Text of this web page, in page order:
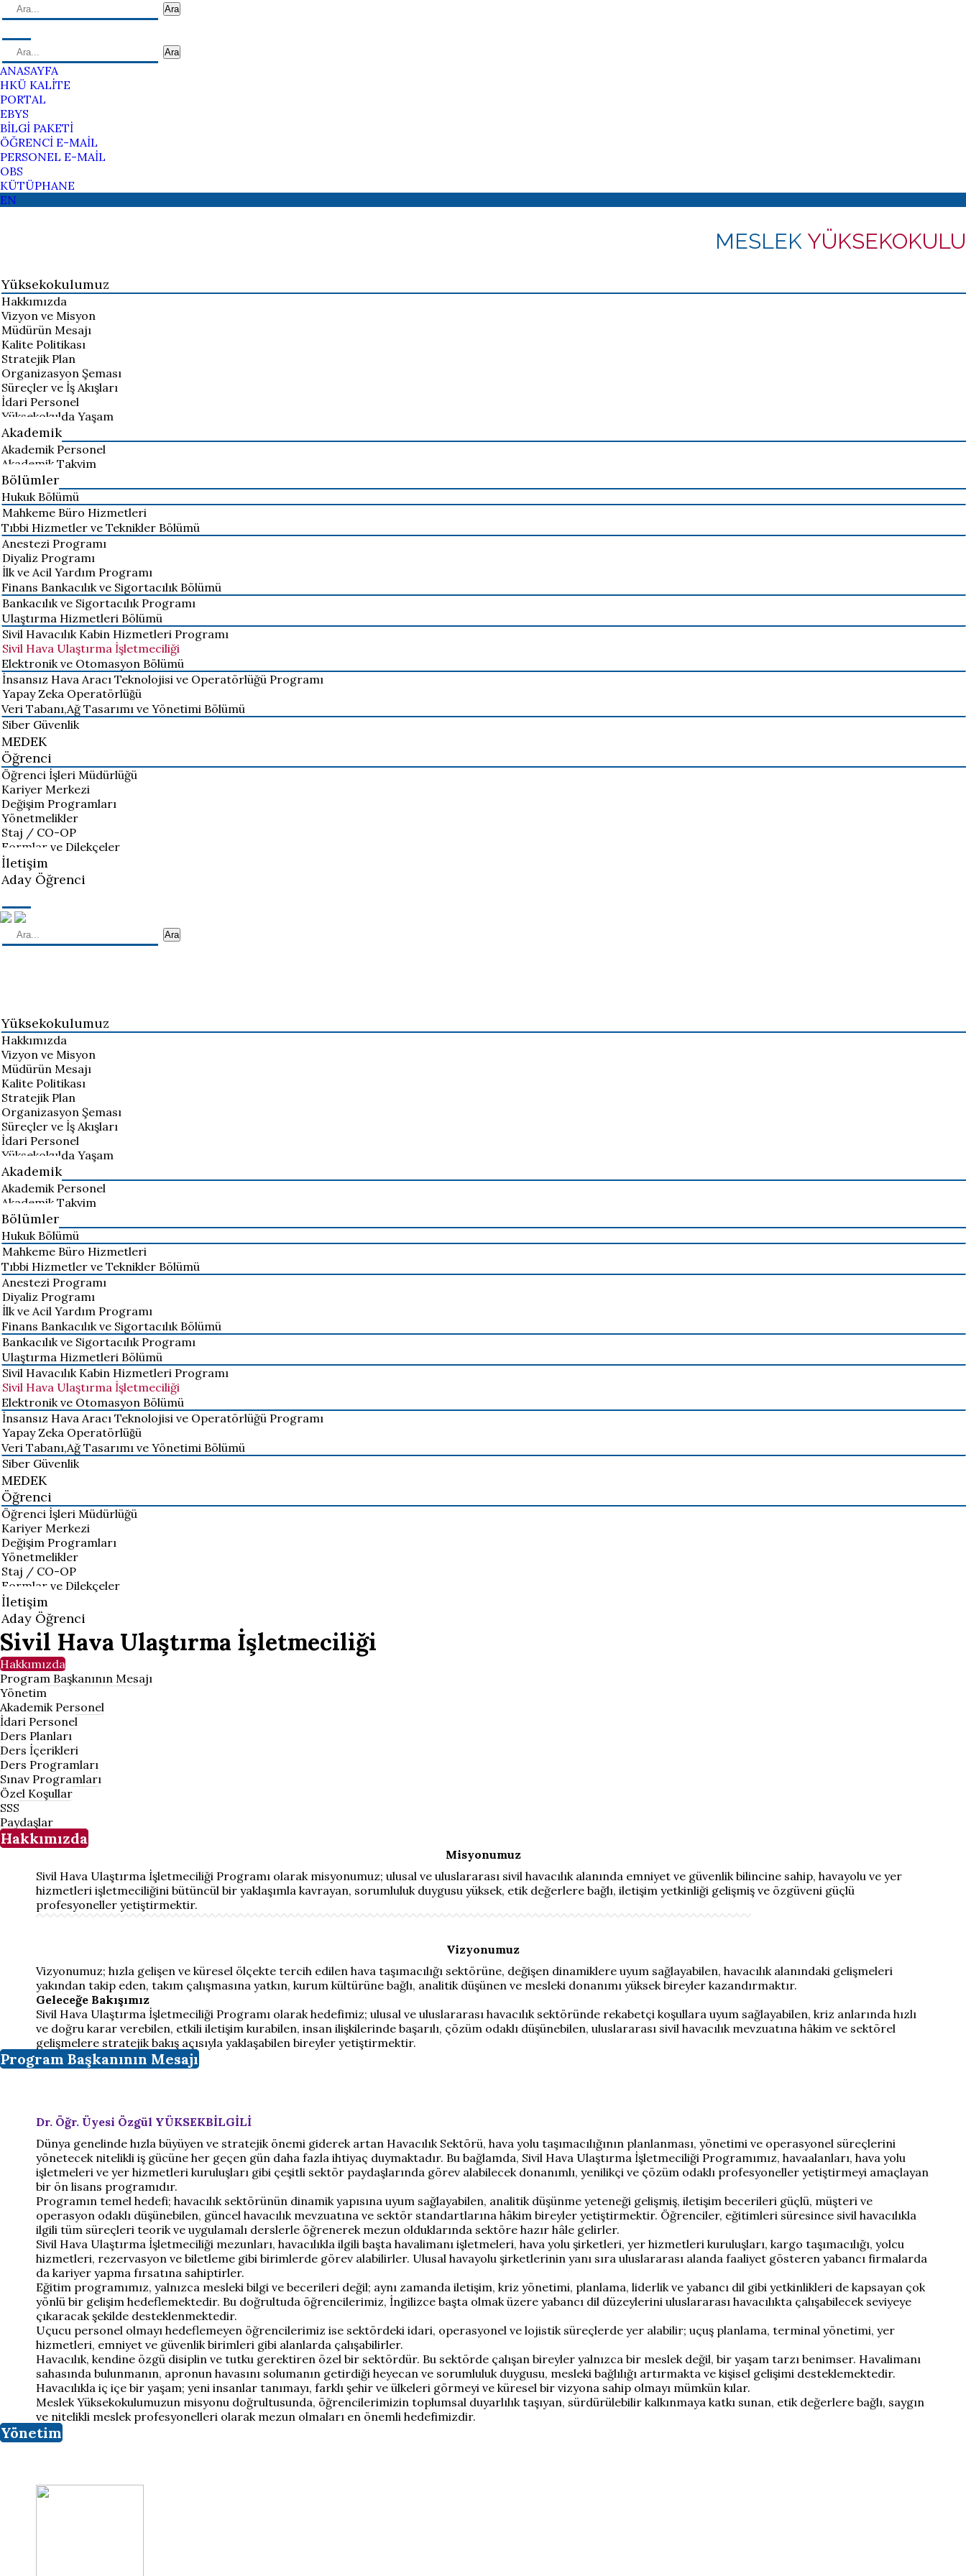
Ara
Ara
ANASAYFA
HKÜ KALİTE
PORTAL
EBYS
BİLGİ PAKETİ
ÖĞRENCİ E-MAİL
PERSONEL E-MAİL
OBS
KÜTÜPHANE
EN
MESLEK YÜKSEKOKULU
Yüksekokulumuz
Hakkımızda
Vizyon ve Misyon
Müdürün Mesajı
Kalite Politikası
Stratejik Plan
Organizasyon Şeması
Süreçler ve İş Akışları
İdari Personel
Yüksekokulda Yaşam
Akademik
Akademik Personel
Akademik Takvim
Bölümler
Hukuk Bölümü
Mahkeme Büro Hizmetleri
Tıbbi Hizmetler ve Teknikler Bölümü
Anestezi Programı
Diyaliz Programı
İlk ve Acil Yardım Programı
Finans Bankacılık ve Sigortacılık Bölümü
Bankacılık ve Sigortacılık Programı
Ulaştırma Hizmetleri Bölümü
Sivil Havacılık Kabin Hizmetleri Programı
Sivil Hava Ulaştırma İşletmeciliği
Elektronik ve Otomasyon Bölümü
İnsansız Hava Aracı Teknolojisi ve Operatörlüğü Programı
Yapay Zeka Operatörlüğü
Veri Tabanı,Ağ Tasarımı ve Yönetimi Bölümü
Siber Güvenlik
MEDEK
Öğrenci
Öğrenci İşleri Müdürlüğü
Kariyer Merkezi
Değişim Programları
Yönetmelikler
Staj / CO-OP
Formlar ve Dilekçeler
İletişim
Aday Öğrenci
Ara
Yüksekokulumuz
Hakkımızda
Vizyon ve Misyon
Müdürün Mesajı
Kalite Politikası
Stratejik Plan
Organizasyon Şeması
Süreçler ve İş Akışları
İdari Personel
Yüksekokulda Yaşam
Akademik
Akademik Personel
Akademik Takvim
Bölümler
Hukuk Bölümü
Mahkeme Büro Hizmetleri
Tıbbi Hizmetler ve Teknikler Bölümü
Anestezi Programı
Diyaliz Programı
İlk ve Acil Yardım Programı
Finans Bankacılık ve Sigortacılık Bölümü
Bankacılık ve Sigortacılık Programı
Ulaştırma Hizmetleri Bölümü
Sivil Havacılık Kabin Hizmetleri Programı
Sivil Hava Ulaştırma İşletmeciliği
Elektronik ve Otomasyon Bölümü
İnsansız Hava Aracı Teknolojisi ve Operatörlüğü Programı
Yapay Zeka Operatörlüğü
Veri Tabanı,Ağ Tasarımı ve Yönetimi Bölümü
Siber Güvenlik
MEDEK
Öğrenci
Öğrenci İşleri Müdürlüğü
Kariyer Merkezi
Değişim Programları
Yönetmelikler
Staj / CO-OP
Formlar ve Dilekçeler
İletişim
Aday Öğrenci
Sivil Hava Ulaştırma İşletmeciliği
Hakkımızda
Program Başkanının Mesajı
Yönetim
Akademik Personel
İdari Personel
Ders Planları
Ders İçerikleri
Ders Programları
Sınav Programları
Özel Koşullar
SSS
Paydaşlar
Hakkımızda
Misyonumuz
Sivil Hava Ulaştırma İşletmeciliği Programı olarak misyonumuz; ulusal ve uluslararası sivil havacılık alanında emniyet ve güvenlik bilincine sahip, havayolu ve yer
hizmetleri işletmeciliğini bütüncül bir yaklaşımla kavrayan, sorumluluk duygusu yüksek, etik değerlere bağlı, iletişim yetkinliği gelişmiş ve özgüveni güçlü
profesyoneller yetiştirmektir.
Vizyonumuz
Vizyonumuz; hızla gelişen ve küresel ölçekte tercih edilen hava taşımacılığı sektörüne, değişen dinamiklere uyum sağlayabilen, havacılık alanındaki gelişmeleri
yakından takip eden, takım çalışmasına yatkın, kurum kültürüne bağlı, analitik düşünen ve mesleki donanımı yüksek bireyler kazandırmaktır.
Geleceğe Bakışımız
Sivil Hava Ulaştırma İşletmeciliği Programı olarak hedefimiz; ulusal ve uluslararası havacılık sektöründe rekabetçi koşullara uyum sağlayabilen, kriz anlarında hızlı
ve doğru karar verebilen, etkili iletişim kurabilen, insan ilişkilerinde başarılı, çözüm odaklı düşünebilen, uluslararası sivil havacılık mevzuatına hâkim ve sektörel
gelişmelere stratejik bakış açısıyla yaklaşabilen bireyler yetiştirmektir.
Program Başkanının Mesajı
Dr. Öğr. Üyesi Özgül YÜKSEKBİLGİLİ
Dünya genelinde hızla büyüyen ve stratejik önemi giderek artan Havacılık Sektörü, hava yolu taşımacılığının planlanması, yönetimi ve operasyonel süreçlerini
yönetecek nitelikli iş gücüne her geçen gün daha fazla ihtiyaç duymaktadır. Bu bağlamda, Sivil Hava Ulaştırma İşletmeciliği Programımız, havaalanları, hava yolu
işletmeleri ve yer hizmetleri kuruluşları gibi çeşitli sektör paydaşlarında görev alabilecek donanımlı, yenilikçi ve çözüm odaklı profesyoneller yetiştirmeyi amaçlayan
bir ön lisans programıdır.
Programın temel hedefi; havacılık sektörünün dinamik yapısına uyum sağlayabilen, analitik düşünme yeteneği gelişmiş, iletişim becerileri güçlü, müşteri ve
operasyon odaklı düşünebilen, güncel havacılık mevzuatına ve sektör standartlarına hâkim bireyler yetiştirmektir. Öğrenciler, eğitimleri süresince sivil havacılıkla
ilgili tüm süreçleri teorik ve uygulamalı derslerle öğrenerek mezun olduklarında sektöre hazır hâle gelirler.
Sivil Hava Ulaştırma İşletmeciliği mezunları, havacılıkla ilgili başta havalimanı işletmeleri, hava yolu şirketleri, yer hizmetleri kuruluşları, kargo taşımacılığı, yolcu
hizmetleri, rezervasyon ve biletleme gibi birimlerde görev alabilirler. Ulusal havayolu şirketlerinin yanı sıra uluslararası alanda faaliyet gösteren yabancı firmalarda
da kariyer yapma fırsatına sahiptirler.
Eğitim programımız, yalnızca mesleki bilgi ve becerileri değil; aynı zamanda iletişim, kriz yönetimi, planlama, liderlik ve yabancı dil gibi yetkinlikleri de kapsayan çok
yönlü bir gelişim hedeflemektedir. Bu doğrultuda öğrencilerimiz, İngilizce başta olmak üzere yabancı dil düzeylerini uluslararası havacılıkta çalışabilecek seviyeye
çıkaracak şekilde desteklenmektedir.
Uçucu personel olmayı hedeflemeyen öğrencilerimiz ise sektördeki idari, operasyonel ve lojistik süreçlerde yer alabilir; uçuş planlama, terminal yönetimi, yer
hizmetleri, emniyet ve güvenlik birimleri gibi alanlarda çalışabilirler.
Havacılık, kendine özgü disiplin ve tutku gerektiren özel bir sektördür. Bu sektörde çalışan bireyler yalnızca bir meslek değil, bir yaşam tarzı benimser. Havalimanı
sahasında bulunmanın, apronun havasını solumanın getirdiği heyecan ve sorumluluk duygusu, mesleki bağlılığı artırmakta ve kişisel gelişimi desteklemektedir.
Havacılıkla iç içe bir yaşam; yeni insanlar tanımayı, farklı şehir ve ülkeleri görmeyi ve küresel bir vizyona sahip olmayı mümkün kılar.
Meslek Yüksekokulumuzun misyonu doğrultusunda, öğrencilerimizin toplumsal duyarlılık taşıyan, sürdürülebilir kalkınmaya katkı sunan, etik değerlere bağlı, saygın
ve nitelikli meslek profesyonelleri olarak mezun olmaları en önemli hedefimizdir.
Yönetim